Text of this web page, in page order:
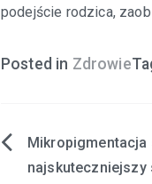
podejście rodzica,
Posted in Zdrowie
Nawigacja
Mikropigmentacja
najskuteczniejszy